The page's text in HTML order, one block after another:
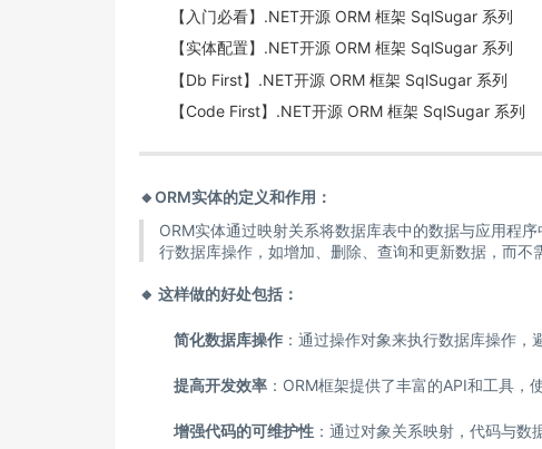
【入门必看】.NET开源 ORM 框架 SqlSugar 系列
【实体配置】.NET开源 ORM 框架 SqlSugar 系列
【Db First】.NET开源 ORM 框架 SqlSugar 系列
【Code First】.NET开源 ORM 框架 SqlSugar 系列
🔸ORM实体的定义和作用：
ORM实体通过映射关系将数据库表中的数据与应用程
行数据库操作，如增加、删除、查询和更新数据，而不
🔸 这样做的好处包括：
简化数据库操作‌ ：通过操作对象来执行数据库操作，
提高开发效率‌ ：ORM框架提供了丰富的API和工具，
增强代码的可维护性‌ ：通过对象关系映射，代码与数